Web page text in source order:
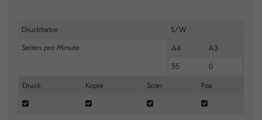
Druckfarbe S/W
Seiten pro Minute A4 A3
55 0
Druck Kopie Scan Fax